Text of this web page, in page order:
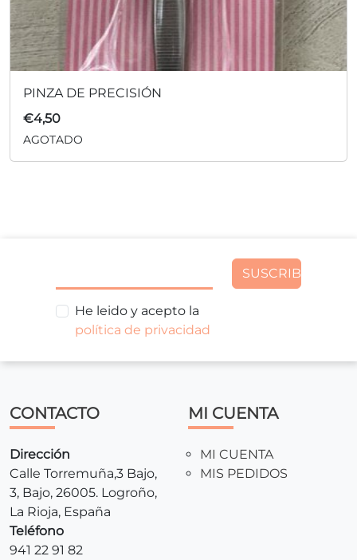
PINZA DE PRECISIÓN
€4,50
AGOTADO
He leido y acepto la
política de privacidad
SUSCRIBIR
CONTACTO
Dirección
Calle Torremuña,3 Bajo,
3, Bajo, 26005. Logroño,
La Rioja, España
Teléfono
941 22 91 82
MI CUENTA
MI CUENTA
MIS PEDIDOS